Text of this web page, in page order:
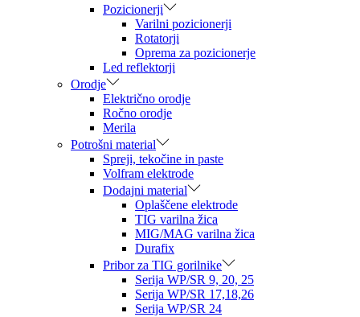
Pozicionerji
Varilni pozicionerji
Rotatorji
Oprema za pozicionerje
Led reflektorji
Orodje
Električno orodje
Ročno orodje
Merila
Potrošni material
Spreji, tekočine in paste
Volfram elektrode
Dodajni material
Oplaščene elektrode
TIG varilna žica
MIG/MAG varilna žica
Durafix
Pribor za TIG gorilnike
Serija WP/SR 9, 20, 25
Serija WP/SR 17,18,26
Serija WP/SR 24